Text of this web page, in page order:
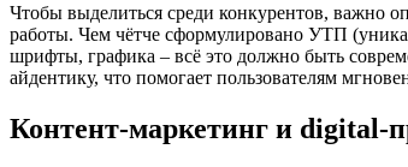
Чтобы выделиться среди конкурентов, важно
работы. Чем чётче сформулировано УТП
шрифты, графика – всё это должно быть
айдентику, что помогает пользователям
Контент-маркетинг и digital-